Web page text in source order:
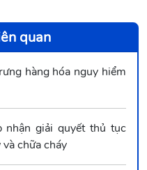
quan
hàng hóa nguy hiểm
nhận giải quyết thủ tục
chữa cháy